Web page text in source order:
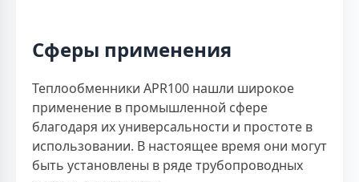
Сферы применения
Теплообменники APR100 нашли широкое
применение в промышленной сфере
благодаря их универсальности и простоте в
использовании. В настоящее время они могут
быть установлены в ряде трубопроводных